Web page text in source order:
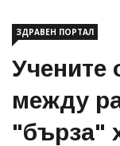
ЗДРАВЕН ПОРТАЛ
Учените
между
"бърза"